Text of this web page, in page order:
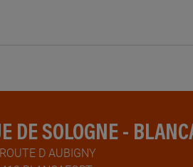
DE SOLOGNE -
D AUBIGNY